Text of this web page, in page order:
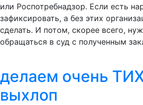
или Роспотребнадзор. Если есть
зафиксировать, а без этих
сделать. И потом, скорее всего,
обращаться в суд с полученным
делаем очень
выхлоп